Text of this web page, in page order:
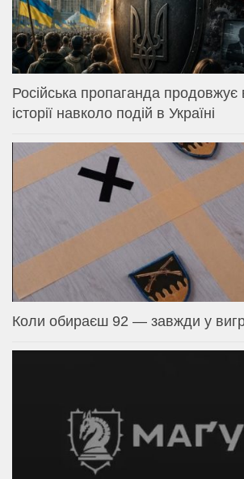
Російська пропаганда продовжує
історії навколо подій в Україні
Коли обираєш 92 — завжди у